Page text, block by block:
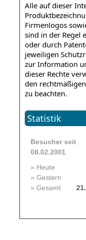
Alle auf dieser
Firmenlogos
sind in der Regel
oder durch
jeweiligen
zur Information
dieser Rechte
den
zu beachten.
Statistik
Besucher seit
08.02.2001
» Heute
» Gestern
» Gesamt